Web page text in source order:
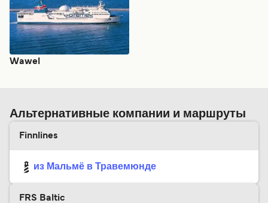
Wawel
Альтернативные компании и маршруты
Finnlines
из Мальмё в Травемюнде
FRS Baltic